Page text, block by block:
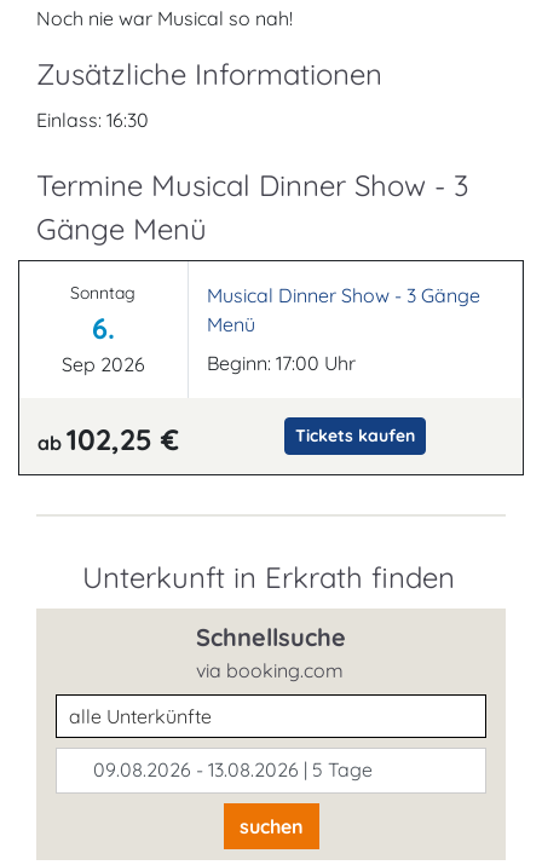
Noch nie war Musical so nah!
Zusätzliche Informationen
Einlass: 16:30
Termine Musical Dinner Show - 3
Gänge Menü
Sonntag
6.
Sep 2026
Musical Dinner Show - 3 Gänge
Menü
Beginn: 17:00 Uhr
ab 102,25 € Tickets kaufen
Unterkunft in Erkrath finden
Schnellsuche
via booking.com
Unterkunftsart
09.08.2026 - 13.08.2026 | 5 Tage
suchen